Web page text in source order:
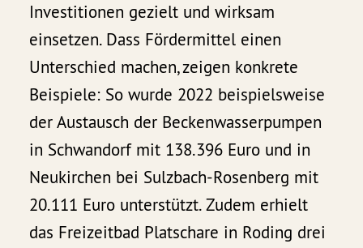
Investitionen gezielt und wirksam
einsetzen. Dass Fördermittel einen
Unterschied machen, zeigen konkrete
Beispiele: So wurde 2022 beispielsweise
der Austausch der Beckenwasserpumpen
in Schwandorf mit 138.396 Euro und in
Neukirchen bei Sulzbach-Rosenberg mit
20.111 Euro unterstützt. Zudem erhielt
das Freizeitbad Platschare in Roding drei